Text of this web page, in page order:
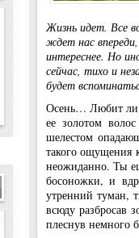
Жизнь идет. Все
ждет нас
интереснее. Но
сейчас, тихо и
будет
Осень… Любит ли
ее золотом
шелестом
такого ощущения
неожиданно. Ты
босоножки, и
утренний туман,
всюду разбросав
плеснув немного